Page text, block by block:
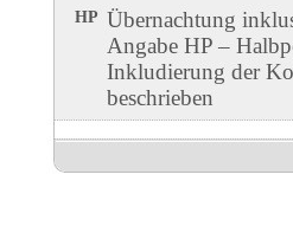
HP Übernachtung
Angabe HP –
Inkludierung der
beschrieben